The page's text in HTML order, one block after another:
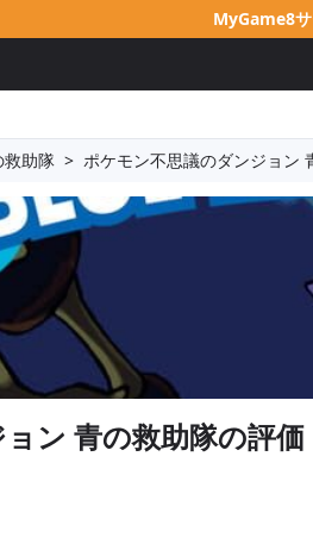
MyGame8
救助隊 > ポケモン不思議のダンジョン
ン 青の救助隊の評